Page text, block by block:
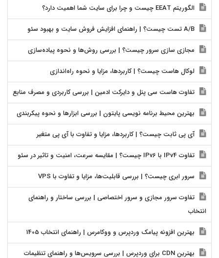
الگوریتم EEAT چیست و چرا برای سایت شما اهمیت دارد؟
مجازی سازی سرور چیست؟ | بررسی روش‌ها و نحوه پیاده‌سازی
لوکال هاست چیست؟ | کاربردها، مزایا و نحوه راه‌اندازی
تفاوت هاست سی پنل و دایرکت ادمین | بررسی کاربردی و مصرف منابع
بهترین محیط برنامه نویسی پایتون | بررسی ابزارها و نحوه پیکربندی
آی پی ثابت چیست؟ | کاربردها، مزایا و تفاوت با آی پی متغیر
تفاوت IPv4 با IPv6 چیست؟ | مقایسه سرعت، امنیت و تاثیر در سئو
سرور ابری چیست؟ | بررسی قابلیت‌ها، مزایا و تفاوت با VPS
تفاوت سرور مجازی و سرور اختصاصی | بررسی ساختار و راهنمای
انتخاب
بهترین افزونه پیامک وردپرس و ووکامرس | راهنمای انتخاب 1405
بهترین CDN برای وردپرس | بررسی سرویس‌ها و راهنمای تنظیمات